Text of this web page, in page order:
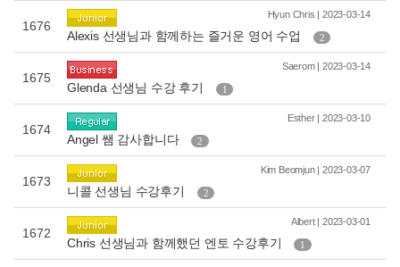
1676
Hyun Chris | 2023-03-14
Alexis 선생님과 함께하는 즐거운 영어 수업 2
1675
Saerom | 2023-03-14
Glenda 선생님 수강 후기 1
1674
Esther | 2023-03-10
Angel 쌤 감사합니다 2
1673
Kim Beomjun | 2023-03-07
니콜 선생님 수강후기 2
1672
Albert | 2023-03-01
Chris 선생님과 함께했던 엔토 수강후기 1